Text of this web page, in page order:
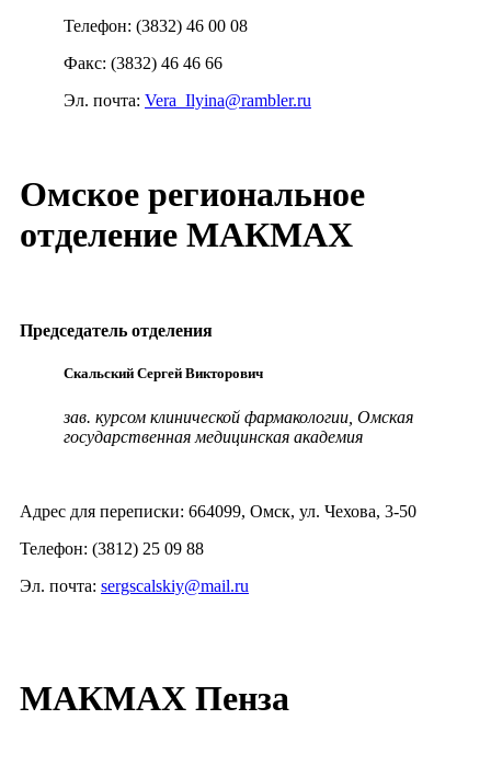
Телефон: (3832) 46 00 08
Факс: (3832) 46 46 66
Эл. почта: Vera_Ilyina@rambler.ru
Омское региональное
отделение МАКМАХ
Председатель отделения
Скальский Сергей Викторович
зав. курсом клинической фармакологии, Омская
государственная медицинская академия
Адрес для переписки: 664099, Омск, ул. Чехова, 3-50
Телефон: (3812) 25 09 88
Эл. почта: sergscalskiy@mail.ru
МАКМАХ Пенза